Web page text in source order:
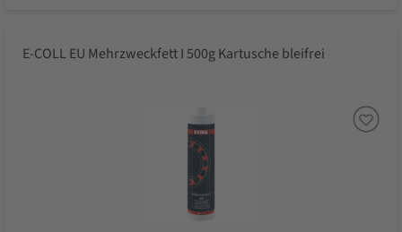
E-COLL EU Mehrzweckfett I 500g Kartusche bleifrei